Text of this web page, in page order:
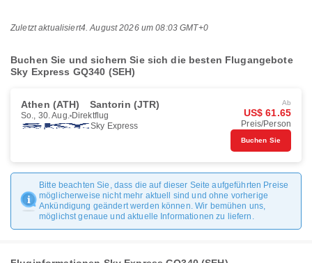
Zuletzt aktualisiert4. August 2026 um 08:03 GMT+0
Buchen Sie und sichern Sie sich die besten Flugangebote
Sky Express GQ340 (SEH)
Athen (ATH) Santorin (JTR)
So., 30. Aug. Direktflug
Sky Express
Ab
US$ 61.65
Preis/Person
Buchen Sie
Bitte beachten Sie, dass die auf dieser Seite aufgeführten Preise
möglicherweise nicht mehr aktuell sind und ohne vorherige
Ankündigung geändert werden können. Wir bemühen uns,
möglichst genaue und aktuelle Informationen zu liefern.